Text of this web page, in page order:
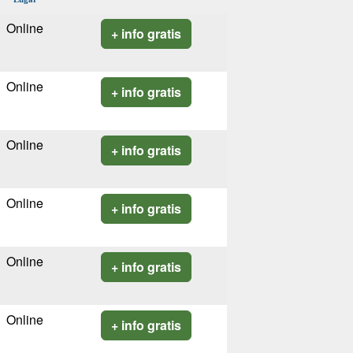
Online + info gratis
Online + info gratis
Online + info gratis
Online + info gratis
Online + info gratis
Online + info gratis